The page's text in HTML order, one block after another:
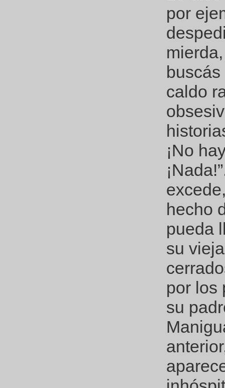
por
caldo
¡No
hecho
pueda
su
por los
su